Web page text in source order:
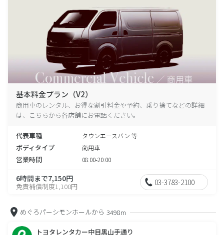
基本料金プラン（V2）
商用車のレンタル、お得な割引料金や予約、乗り捨てなどの詳細
は、こちらから各店舗にお電話ください。
代表車種 タウンエースバン 等
ボディタイプ 商用車
営業時間 08:00-20:00
6時間まで7,150円
免責補償制度1,100円 03-3783-2100
めぐろパーシモンホールから 3498m
トヨタレンタカー中目黒山手通り